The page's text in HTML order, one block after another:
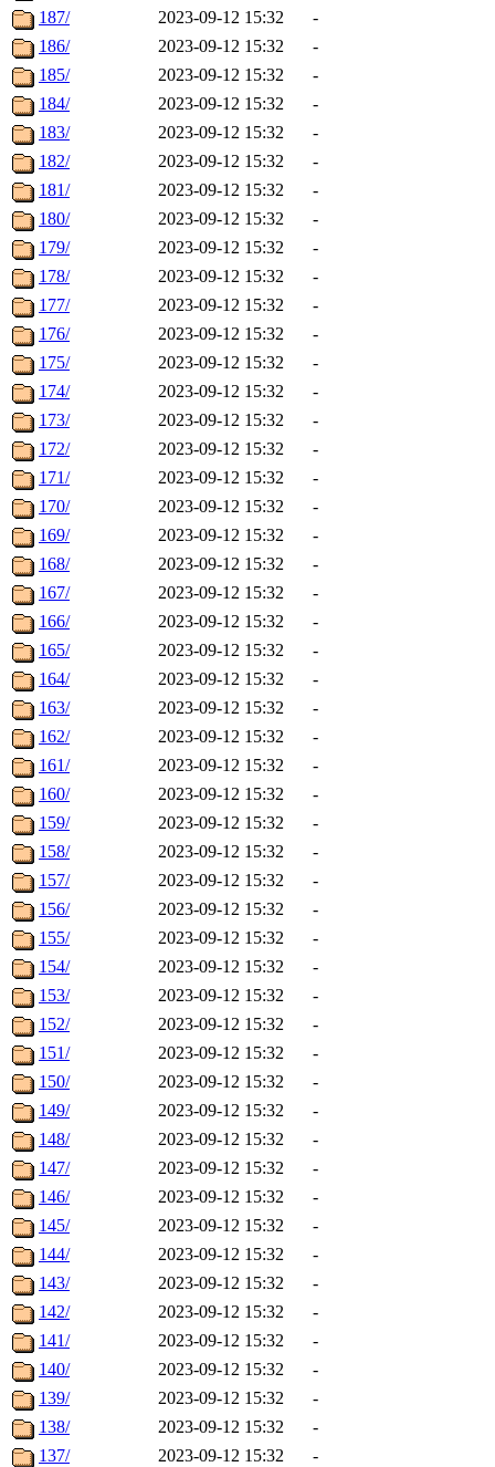
187/
2023-09-12 15:32
-
186/
2023-09-12 15:32
-
185/
2023-09-12 15:32
-
184/
2023-09-12 15:32
-
183/
2023-09-12 15:32
-
182/
2023-09-12 15:32
-
181/
2023-09-12 15:32
-
180/
2023-09-12 15:32
-
179/
2023-09-12 15:32
-
178/
2023-09-12 15:32
-
177/
2023-09-12 15:32
-
176/
2023-09-12 15:32
-
175/
2023-09-12 15:32
-
174/
2023-09-12 15:32
-
173/
2023-09-12 15:32
-
172/
2023-09-12 15:32
-
171/
2023-09-12 15:32
-
170/
2023-09-12 15:32
-
169/
2023-09-12 15:32
-
168/
2023-09-12 15:32
-
167/
2023-09-12 15:32
-
166/
2023-09-12 15:32
-
165/
2023-09-12 15:32
-
164/
2023-09-12 15:32
-
163/
2023-09-12 15:32
-
162/
2023-09-12 15:32
-
161/
2023-09-12 15:32
-
160/
2023-09-12 15:32
-
159/
2023-09-12 15:32
-
158/
2023-09-12 15:32
-
157/
2023-09-12 15:32
-
156/
2023-09-12 15:32
-
155/
2023-09-12 15:32
-
154/
2023-09-12 15:32
-
153/
2023-09-12 15:32
-
152/
2023-09-12 15:32
-
151/
2023-09-12 15:32
-
150/
2023-09-12 15:32
-
149/
2023-09-12 15:32
-
148/
2023-09-12 15:32
-
147/
2023-09-12 15:32
-
146/
2023-09-12 15:32
-
145/
2023-09-12 15:32
-
144/
2023-09-12 15:32
-
143/
2023-09-12 15:32
-
142/
2023-09-12 15:32
-
141/
2023-09-12 15:32
-
140/
2023-09-12 15:32
-
139/
2023-09-12 15:32
-
138/
2023-09-12 15:32
-
137/
2023-09-12 15:32
-